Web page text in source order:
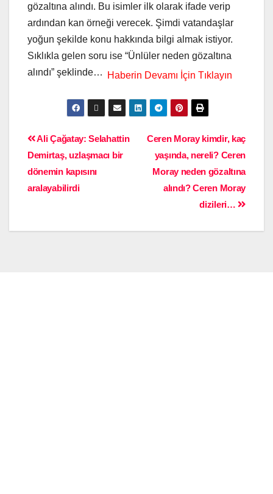
gözaltına alındı. Bu isimler ilk olarak ifade verip
ardından kan örneği verecek. Şimdi vatandaşlar
yoğun şekilde konu hakkında bilgi almak istiyor.
Sıklıkla gelen soru ise “Ünlüler neden gözaltına
alındı” şeklinde…
Ceren Moray kimdir, kaç
yaşında, nereli? Ceren
Moray neden gözaltına
alındı? Ceren Moray
dizileri…
Ali Çağatay: Selahattin
Demirtaş, uzlaşmacı bir
dönemin kapısını
aralayabilirdi